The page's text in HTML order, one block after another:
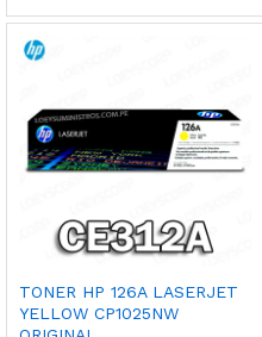
TONER HP 126A LASERJET
YELLOW CP1025NW